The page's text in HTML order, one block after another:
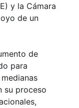
y la Cámara
de un
de
para
su proceso